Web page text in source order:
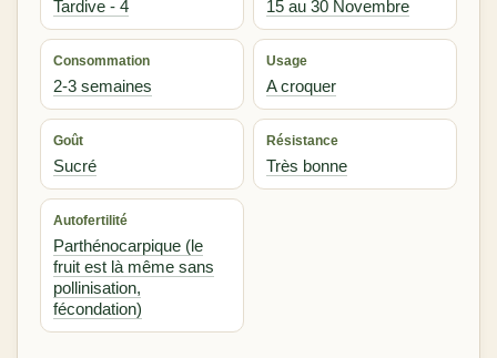
Tardive - 4 15 au 30 Novembre
Consommation
2-3 semaines
Usage
A croquer
Goût
Sucré
Résistance
Très bonne
Autofertilité
Parthénocarpique (le
fruit est là même sans
pollinisation,
fécondation)